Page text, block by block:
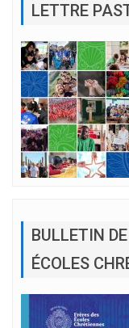
LETTRE
BULLETIN
ÉCOLES